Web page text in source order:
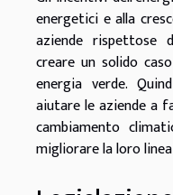
energetici e alla
aziende rispettose
creare un solido
energia verde.
aiutare le aziende a
cambiamento
migliorare la loro